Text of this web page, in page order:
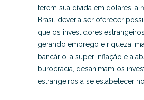
terem sua dívida em dólares, a
Brasil deveria ser oferecer
que os investidores
gerando emprego e riqueza,
bancário, a super inflação e a
burocracia, desanimam os
estrangeiros a se estabelecer